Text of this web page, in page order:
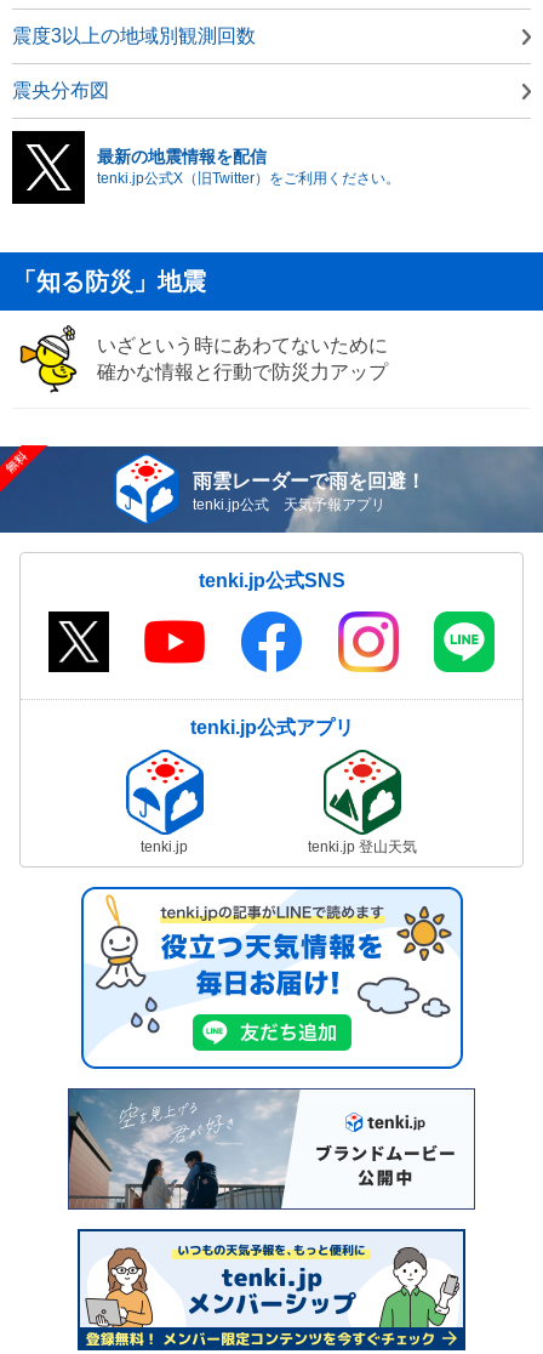
震度3以上の地域別観測回数
震央分布図
最新の地震情報を配信
tenki.jp公式X（旧Twitter）をご利用ください。
「知る防災」地震
いざという時にあわてないために
確かな情報と行動で防災力アップ
雨雲レーダーで雨を回避！
tenki.jp公式 天気予報アプリ
tenki.jp公式SNS
tenki.jp公式アプリ
tenki.jp tenki.jp 登山天気